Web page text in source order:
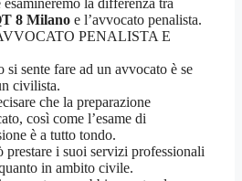
la differenza tra
8 Milano e l’avvocato penalista.
PENALISTA E
si sente fare ad un avvocato è se
civilista.
che la preparazione
così come l’esame di
è a tutto tondo.
prestare i suoi servizi professionali
in ambito civile.